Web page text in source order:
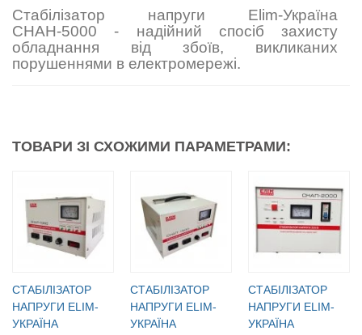
Стабілізатор напруги Elim-Україна
СНАН-5000 - надійний спосіб захисту
обладнання від збоїв, викликаних
порушеннями в електромережі.
ТОВАРИ ЗІ СХОЖИМИ ПАРАМЕТРАМИ:
CТАБІЛІЗАТОР
НАПРУГИ ELIM-
УКРАЇНА
CТАБІЛІЗАТОР
НАПРУГИ ELIM-
УКРАЇНА
CТАБІЛІЗАТОР
НАПРУГИ ELIM-
УКРАЇНА